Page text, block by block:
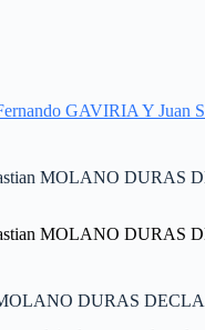
GAVIRIA Y
MOLANO
MOLANO
MOLANO DURAS